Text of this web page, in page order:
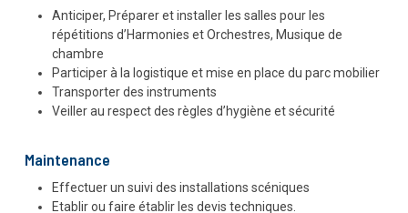
Anticiper, Préparer et installer les salles pour les
répétitions d’Harmonies et Orchestres, Musique de
chambre
Participer à la logistique et mise en place du parc mobilier
Transporter des instruments
Veiller au respect des règles d’hygiène et sécurité
Maintenance
Effectuer un suivi des installations scéniques
Etablir ou faire établir les devis techniques.